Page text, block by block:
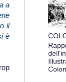
a
il
è